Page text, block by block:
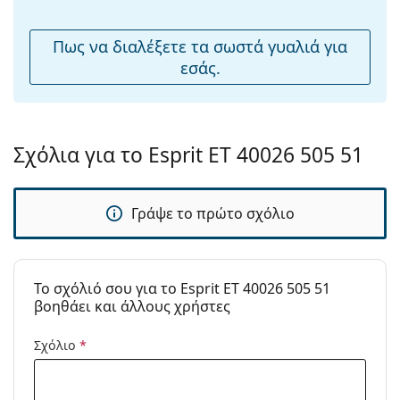
Αξεσουάρ
θήκη:
Άλλα
Τύπος:
Unisex
Γυαλιά Ηλίου Επώνυμες Μάρκες
Χρήση:
Μόδα
Μοντέλο:
ET40026 505 51
Πως να διαλέξετε τα σωστά γυαλιά για
εσάς.
Σχόλια για το Esprit ET 40026 505 51
Γράψε το πρώτο σχόλιο
To σχόλιό σου για το Esprit ET 40026 505 51
βοηθάει και άλλους χρήστες
Σχόλιο *